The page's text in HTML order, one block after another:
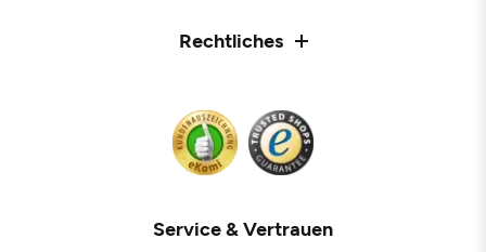
Rechtliches
Service & Vertrauen